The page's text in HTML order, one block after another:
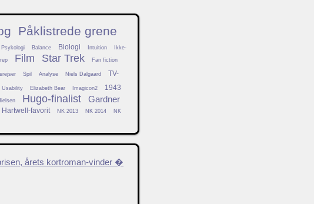
Påklistrede grene
Psykologi Balance Biologi Intuition Ikke-
Film Star Trek Fan fiction
Spil Analyse Niels Dalgaard
TV-
Usability Elizabeth Bear Imagicon2 1943
Hugo-finalist
Gardner
Hartwell-favorit NK 2013 NK 2014
NK
årets kortroman-vinder �